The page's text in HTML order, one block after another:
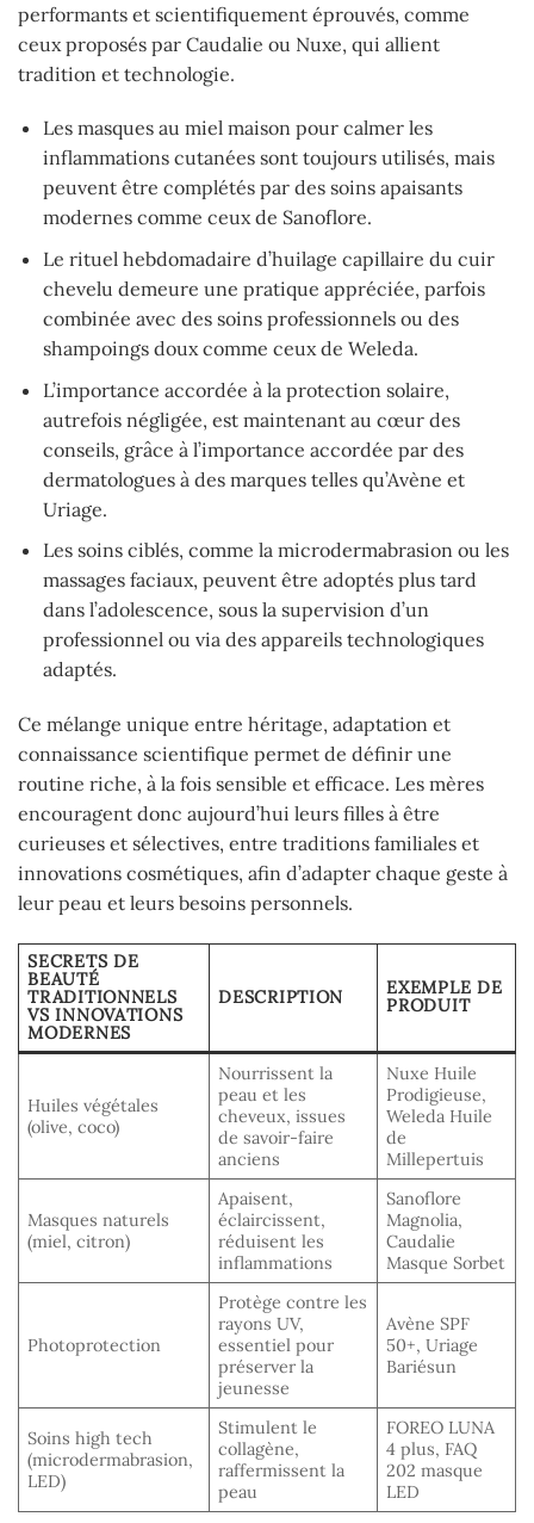
performants et scientifiquement éprouvés, comme
ceux proposés par Caudalie ou Nuxe, qui allient
tradition et technologie.
Les masques au miel maison pour calmer les
inflammations cutanées sont toujours utilisés, mais
peuvent être complétés par des soins apaisants
modernes comme ceux de Sanoflore.
Le rituel hebdomadaire d’huilage capillaire du cuir
chevelu demeure une pratique appréciée, parfois
combinée avec des soins professionnels ou des
shampoings doux comme ceux de Weleda.
L’importance accordée à la protection solaire,
autrefois négligée, est maintenant au cœur des
conseils, grâce à l’importance accordée par des
dermatologues à des marques telles qu’Avène et
Uriage.
Les soins ciblés, comme la microdermabrasion ou les
massages faciaux, peuvent être adoptés plus tard
dans l’adolescence, sous la supervision d’un
professionnel ou via des appareils technologiques
adaptés.
Ce mélange unique entre héritage, adaptation et
connaissance scientifique permet de définir une
routine riche, à la fois sensible et efficace. Les mères
encouragent donc aujourd’hui leurs filles à être
curieuses et sélectives, entre traditions familiales et
innovations cosmétiques, afin d’adapter chaque geste à
leur peau et leurs besoins personnels.
SECRETS DE
BEAUTÉ
TRADITIONNELS
VS INNOVATIONS
MODERNES
DESCRIPTION
EXEMPLE DE
PRODUIT
Huiles végétales
(olive, coco)
Nourrissent la
peau et les
cheveux, issues
de savoir-faire
anciens
Nuxe Huile
Prodigieuse,
Weleda Huile
de
Millepertuis
Masques naturels
(miel, citron)
Apaisent,
éclaircissent,
réduisent les
inflammations
Sanoflore
Magnolia,
Caudalie
Masque Sorbet
Photoprotection
Protège contre les
rayons UV,
essentiel pour
préserver la
jeunesse
Avène SPF
50+, Uriage
Bariésun
Soins high tech
(microdermabrasion,
LED)
Stimulent le
collagène,
raffermissent la
peau
FOREO LUNA
4 plus, FAQ
202 masque
LED